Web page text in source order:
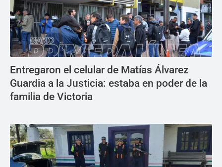
Entregaron el celular de Matías Álvarez
Guardia a la Justicia: estaba en poder de la
familia de Victoria